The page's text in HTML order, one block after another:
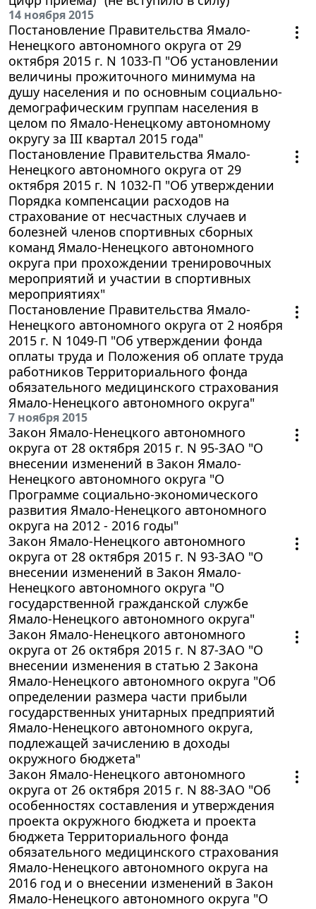
14 ноября 2015
Постановление Правительства Ямало-
Ненецкого автономного округа от 29
октября 2015 г. N 1033-П "Об установлении
величины прожиточного минимума на
душу населения и по основным социально-
демографическим группам населения в
целом по Ямало-Ненецкому автономному
округу за III квартал 2015 года"
Постановление Правительства Ямало-
Ненецкого автономного округа от 29
октября 2015 г. N 1032-П "Об утверждении
Порядка компенсации расходов на
страхование от несчастных случаев и
болезней членов спортивных сборных
команд Ямало-Ненецкого автономного
округа при прохождении тренировочных
мероприятий и участии в спортивных
мероприятиях"
Постановление Правительства Ямало-
Ненецкого автономного округа от 2 ноября
2015 г. N 1049-П "Об утверждении фонда
оплаты труда и Положения об оплате труда
работников Территориального фонда
обязательного медицинского страхования
Ямало-Ненецкого автономного округа"
7 ноября 2015
Закон Ямало-Ненецкого автономного
округа от 28 октября 2015 г. N 95-ЗАО "О
внесении изменений в Закон Ямало-
Ненецкого автономного округа "О
Программе социально-экономического
развития Ямало-Ненецкого автономного
округа на 2012 - 2016 годы"
Закон Ямало-Ненецкого автономного
округа от 28 октября 2015 г. N 93-ЗАО "О
внесении изменений в Закон Ямало-
Ненецкого автономного округа "О
государственной гражданской службе
Ямало-Ненецкого автономного округа"
Закон Ямало-Ненецкого автономного
округа от 26 октября 2015 г. N 87-ЗАО "О
внесении изменения в статью 2 Закона
Ямало-Ненецкого автономного округа "Об
определении размера части прибыли
государственных унитарных предприятий
Ямало-Ненецкого автономного округа,
подлежащей зачислению в доходы
окружного бюджета"
Закон Ямало-Ненецкого автономного
округа от 26 октября 2015 г. N 88-ЗАО "Об
особенностях составления и утверждения
проекта окружного бюджета и проекта
бюджета Территориального фонда
обязательного медицинского страхования
Ямало-Ненецкого автономного округа на
2016 год и о внесении изменений в Закон
Ямало-Ненецкого автономного округа "О